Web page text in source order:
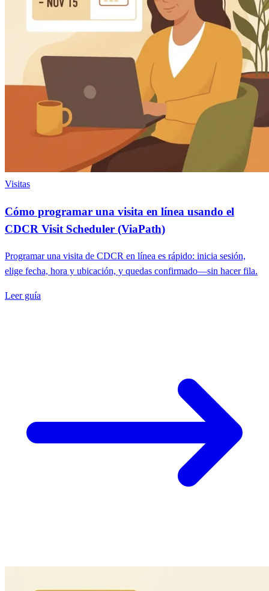
Visitas
Cómo programar una visita en línea usando el
CDCR Visit Scheduler (ViaPath)
Programar una visita de CDCR en línea es rápido: inicia sesión,
elige fecha, hora y ubicación, y quedas confirmado—sin hacer fila.
Leer guía